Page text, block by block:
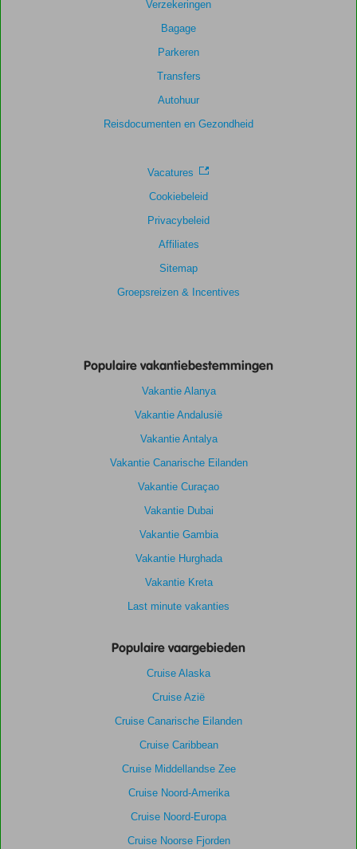
Verzekeringen
Bagage
Parkeren
Transfers
Autohuur
Reisdocumenten en Gezondheid
Vacatures
Cookiebeleid
Privacybeleid
Affiliates
Sitemap
Groepsreizen & Incentives
Populaire vakantiebestemmingen
Vakantie Alanya
Vakantie Andalusië
Vakantie Antalya
Vakantie Canarische Eilanden
Vakantie Curaçao
Vakantie Dubai
Vakantie Gambia
Vakantie Hurghada
Vakantie Kreta
Last minute vakanties
Populaire vaargebieden
Cruise Alaska
Cruise Azië
Cruise Canarische Eilanden
Cruise Caribbean
Cruise Middellandse Zee
Cruise Noord-Amerika
Cruise Noord-Europa
Cruise Noorse Fjorden